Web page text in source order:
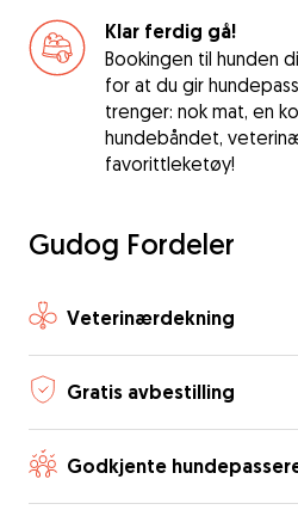
Klar ferdig gå!
Bookingen til hunden
for at du gir
trenger: nok mat, en
hundebåndet,
favorittleketøy!
Gudog Fordeler
Veterinærdekning
Gratis avbestilling
Godkjente